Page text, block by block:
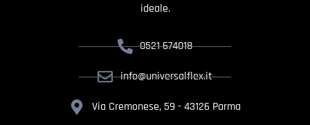
ideale.
0521 674018
info@universalflex.it
Via Cremonese, 59 - 43126 Parma